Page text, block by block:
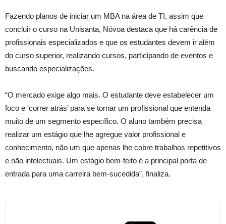
Fazendo planos de iniciar um MBA na área de TI, assim que
concluir o curso na Unisanta, Nóvoa destaca que há carência de
profissionais especializados e que os estudantes devem ir além
do curso superior, realizando cursos, participando de eventos e
buscando especializações.
“O mercado exige algo mais. O estudante deve estabelecer um
foco e ‘correr atrás’ para se tornar um profissional que entenda
muito de um segmento específico. O aluno também precisa
realizar um estágio que lhe agregue valor profissional e
conhecimento, não um que apenas lhe cobre trabalhos repetitivos
e não intelectuais. Um estágio bem-feito é a principal porta de
entrada para uma carreira bem-sucedida”, finaliza.